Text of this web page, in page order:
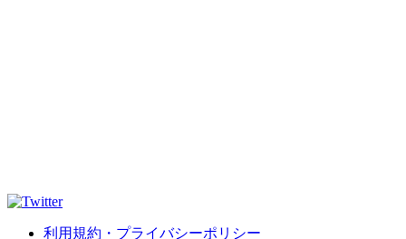
利用規約・プライバシーポリシー